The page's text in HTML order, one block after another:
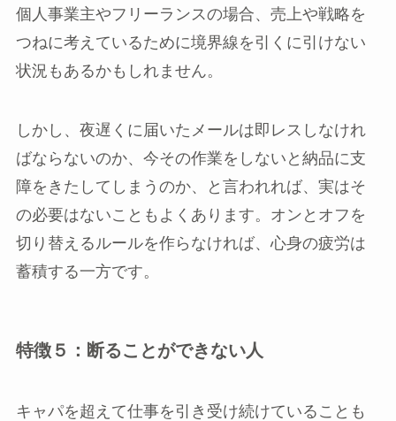
個人事業主やフリーランスの場合、売上や戦略を
つねに考えているために境界線を引くに引けない
状況もあるかもしれません。
しかし、夜遅くに届いたメールは即レスしなけれ
ばならないのか、今その作業をしないと納品に支
障をきたしてしまうのか、と言われれば、実はそ
の必要はないこともよくあります。オンとオフを
切り替えるルールを作らなければ、心身の疲労は
蓄積する一方です。
特徴５：断ることができない人
キャパを超えて仕事を引き受け続けていることも